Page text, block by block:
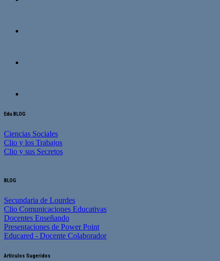
Edu BLOG
Ciencias Sociales
Clio y los Trabajos
Clio y sus Secretos
BLOG
Secundaria de Lourdes
Clio Comunicaciones Educativas
Docentes Enseñando
Presentaciones de Power Point
Educared - Docente Colaborador
Artículos Sugeridos